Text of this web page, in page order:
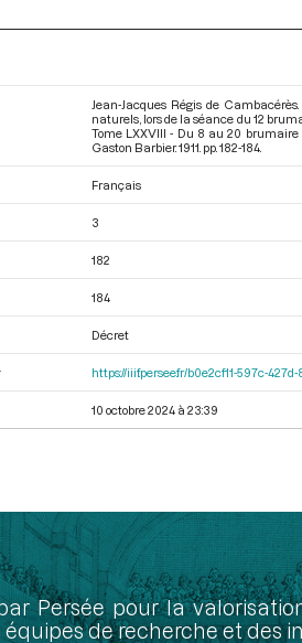
Jean-Jacques Régis de
naturels, lors de la séance du 12
Tome LXXVIII - Du 8 au 20
Gaston Barbier. 1911. pp. 182-184.
Français
3
182
184
Décret
https://iiif.persee.fr/b0e2cf11-597c-
10 octobre 2024 à 23:39
Persée pour la
de recherche et des